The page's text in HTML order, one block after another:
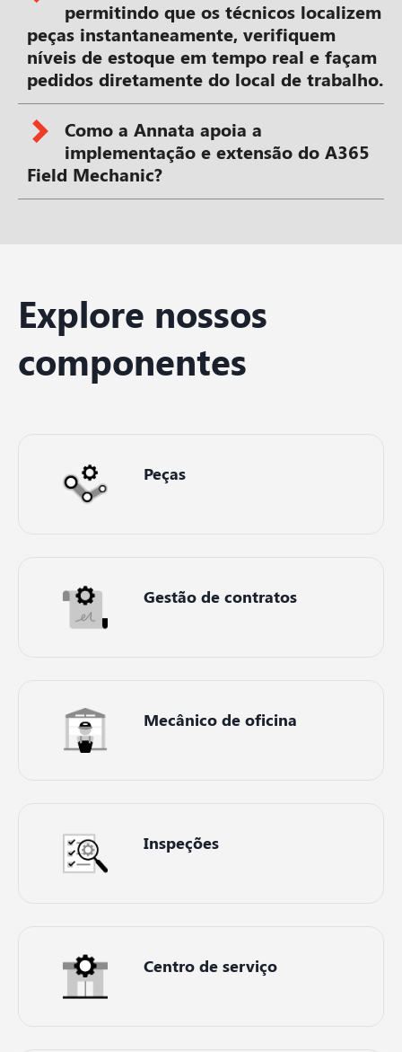
permitindo que os técnicos localizem
peças instantaneamente, verifiquem
níveis de estoque em tempo real e façam
pedidos diretamente do local de trabalho.
Como a Annata apoia a
implementação e extensão do A365
Field Mechanic?
Explore nossos
componentes
Peças
Gestão de contratos
Mecânico de oficina
Inspeções
Centro de serviço